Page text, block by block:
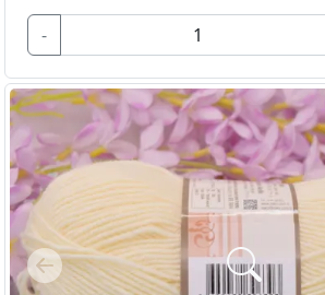
-
Previous